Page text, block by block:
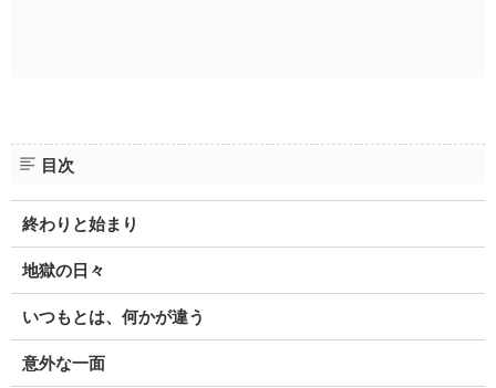
目次
終わりと始まり
地獄の日々
いつもとは、何かが違う
意外な一面